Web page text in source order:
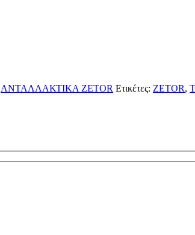
ΑΝΤΑΛΛΑΚΤΙΚΑ ZETOR Ετικέτες: ZETOR,